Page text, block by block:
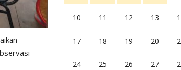
10 11 12 13
17 18 19 20
24 25 26 27